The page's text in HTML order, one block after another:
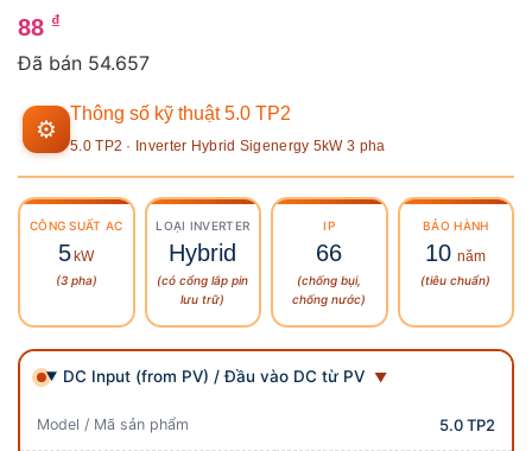
trên 5
dựa trên
4
88 ₫
Đã bán 54.657
⚙
Thông số kỹ thuật 5.0 TP2
5.0 TP2 · Inverter Hybrid Sigenergy 5kW 3 pha
CÔNG SUẤT AC
5kW
(3 pha)
LOẠI INVERTER
Hybrid
(có cổng lắp pin
lưu trữ)
IP
66
(chống bụi,
chống nước)
BẢO HÀNH
10 năm
(tiêu chuẩn)
DC Input (from PV) / Đầu vào DC từ PV
Model / Mã sản phẩm 5.0 TP2